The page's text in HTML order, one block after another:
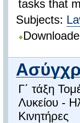
tasks that
Subjects:
Γ΄ τάξη
Λυκείου -
Κινητήρες